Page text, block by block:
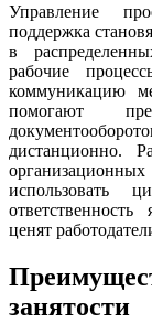
Управление
поддержка
в
рабочие
коммуникацию
помогают
дистанционно.
использовать
ценят
занятости